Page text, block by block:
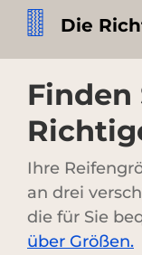
Die
Finden
Ihre
an drei
die für Sie
über Größen.